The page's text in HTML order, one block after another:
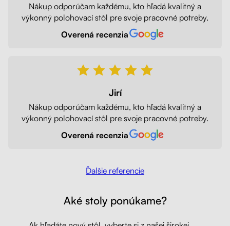
Nákup odporúčam každému, kto hľadá kvalitný a
výkonný polohovací stôl pre svoje pracovné potreby.
Overená recenzia
Jirí
Nákup odporúčam každému, kto hľadá kvalitný a
výkonný polohovací stôl pre svoje pracovné potreby.
Overená recenzia
Ďalšie referencie
Aké stoly ponúkame?